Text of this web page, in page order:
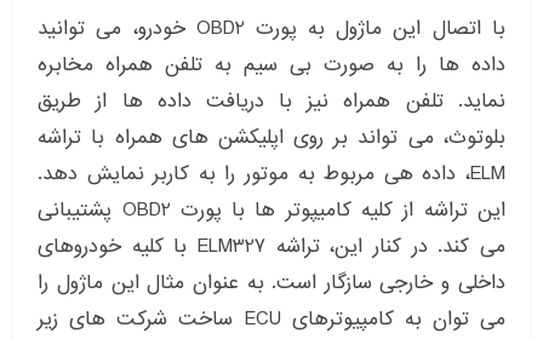
با اتصال این ماژول به پورت OBD2 خودرو، می توانید
داده ها را به صورت بی سیم به تلفن همراه مخابره
نماید. تلفن همراه نیز با دریافت داده ها از طریق
بلوتوث، می تواند بر روی اپلیکشن های همراه با تراشه
ELM، داده هی مربوط به موتور را به کاربر نمایش دهد.
این تراشه از کلیه کامیپوتر ها با پورت OBD2 پشتیبانی
می کند. در کنار این، تراشه ELM327 با کلیه خودروهای
داخلی و خارجی سازگار است. به عنوان مثال این ماژول را
می توان به کامپیوترهای ECU ساخت شرکت های زیر